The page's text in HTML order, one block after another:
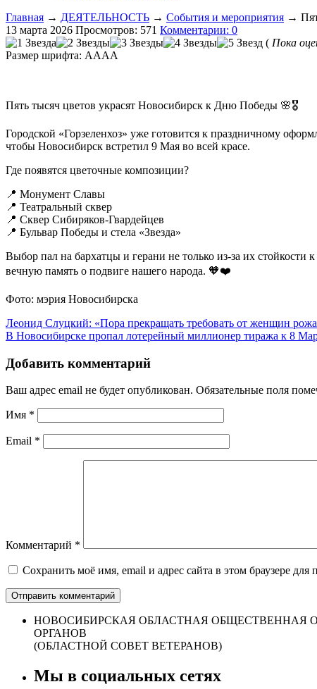
Главная → ДЕЯТЕЛЬНОСТЬ → События и мероприятия →
13 марта 2026 Просмотров: 571 Комментарии: 0
( Пока
Размер шрифта: AAAA
Пять тысяч цветов украсят Новосибирск к Дню Победы 🌸🎖️
Городской «Горзеленхоз» уже готовится к праздничному
чтобы Новосибирск встретил 9 Мая во всей красе.
Где появятся цветочные композиции?
📍 Монумент Славы
📍 Театральный сквер
📍 Сквер Сибиряков-Гвардейцев
📍 Бульвар Победы и стела «Звезда»
Выбор пал на бархатцы и герани не только из-за их стойкости
вечную память о подвиге нашего народа. 🧡❤️
Фото: мэрия Новосибирска
Леонид Слуцкий: «Пора прекращать требовать от женщин
В Новосибирске пропал лотерейный миллионер тиража к 8
Добавить комментарий
Ваш адрес email не будет опубликован. Обязательные поля
Имя *
Email *
Комментарий *
Сохранить моё имя, email и адрес сайта в этом браузере
НОВОСИБИРСКАЯ ОБЛАСТНАЯ ОБЩЕСТВЕННАЯ
ОРГАНОВ
(ОБЛАСТНОЙ СОВЕТ ВЕТЕРАНОВ)
Мы в социальных сетях